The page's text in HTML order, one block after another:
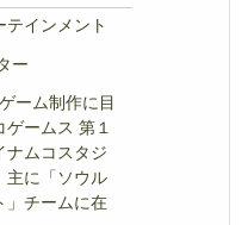
インメント
ー
ーム制作に目
ームス 第１
ナムコスタジ
主に「ソウル
」チームに在